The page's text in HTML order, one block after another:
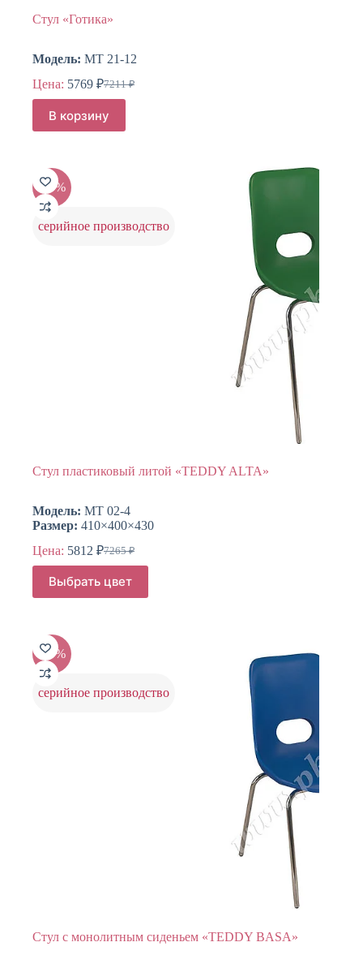
Стул «Готика»
Модель: МТ 21-12
Цена:
7211₽
Первоначальная
цена
составляла
7211 ₽.
5769 ₽Текущая
цена:
5769 ₽.
В корзину
-20%
серийное производство
Стул пластиковый литой «TEDDY ALTA»
Модель: МТ 02-4
Размер: 410×400×430
Цена:
7265₽
Первоначальная
цена
составляла
7265 ₽.
5812 ₽Текущая
цена:
5812 ₽.
Выбрать цвет
Этот
товар
имеет
Опции
можно
выбрать
на
странице
-20%
серийное производство
Стул с монолитным сиденьем «TEDDY BASA»